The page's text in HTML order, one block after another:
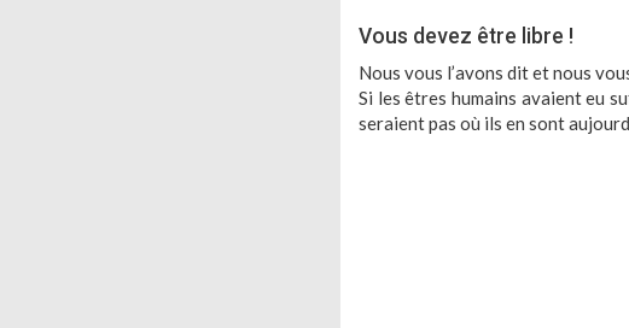
Vous devez être libre !
Nous vous l’avons dit et nous
Si les êtres humains avaient eu
seraient pas où ils en sont